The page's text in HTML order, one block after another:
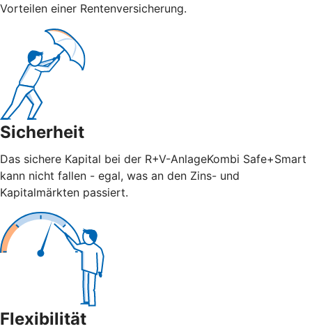
Vorteilen einer Rentenversicherung.
Sicherheit
Das sichere Kapital bei der R+V-AnlageKombi Safe+Smart
kann nicht fallen - egal, was an den Zins- und
Kapitalmärkten passiert.
Flexibilität